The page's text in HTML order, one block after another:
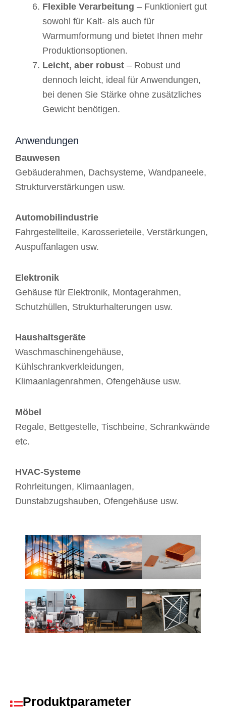
Flexible Verarbeitung – Funktioniert gut
sowohl für Kalt- als auch für
Warmumformung und bietet Ihnen mehr
Produktionsoptionen.
Leicht, aber robust – Robust und
dennoch leicht, ideal für Anwendungen,
bei denen Sie Stärke ohne zusätzliches
Gewicht benötigen.
Anwendungen
Bauwesen
Gebäuderahmen, Dachsysteme, Wandpaneele,
Strukturverstärkungen usw.
Automobilindustrie
Fahrgestellteile, Karosserieteile, Verstärkungen,
Auspuffanlagen usw.
Elektronik
Gehäuse für Elektronik, Montagerahmen,
Schutzhüllen, Strukturhalterungen usw.
Haushaltsgeräte
Waschmaschinengehäuse,
Kühlschrankverkleidungen,
Klimaanlagenrahmen, Ofengehäuse usw.
Möbel
Regale, Bettgestelle, Tischbeine, Schrankwände
etc.
HVAC-Systeme
Rohrleitungen, Klimaanlagen,
Dunstabzugshauben, Ofengehäuse usw.
Produktparameter